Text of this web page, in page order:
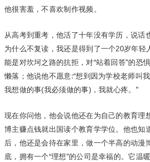
他很害羞，不喜欢制作视频。
从高考到重考，他活了十年没有学历，说话
为什么不复读，我还是得到了一个20岁年轻
能是对坎坷之路的抗拒，对“站着回答”的恐
懒落；他说他不愿意:“想到因为学校老师叫
我想做的事(我必须做的事)，我就心疼。”
现在你问他，他会说他还在为自己的教育理
博主赚点钱就出国读个教育学学位。他也知
后，他还是会待在家里，做一个半高的动漫
底，拥有一个“理想”的公司是幸福的。它温暖